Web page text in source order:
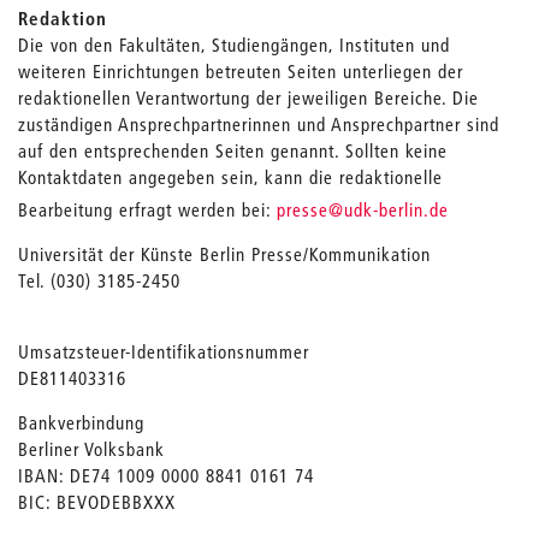
Redaktion
Die von den Fakultäten, Studiengängen, Instituten und
weiteren Einrichtungen betreuten Seiten unterliegen der
redaktionellen Verantwortung der jeweiligen Bereiche. Die
zuständigen Ansprechpartnerinnen und Ansprechpartner sind
auf den entsprechenden Seiten genannt. Sollten keine
Kontaktdaten angegeben sein, kann die redaktionelle
Bearbeitung erfragt werden bei: presse_
@udk-berlin.de
Universität der Künste Berlin Presse/Kommunikation
Tel. (030) 3185-2450
Umsatzsteuer-Identifikationsnummer
DE811403316
Bankverbindung
Berliner Volksbank
IBAN: DE74 1009 0000 8841 0161 74
BIC: BEVODEBBXXX